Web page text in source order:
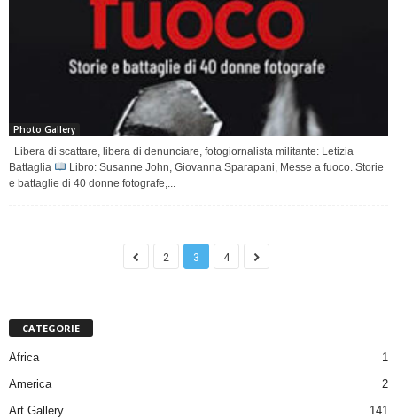
Photo Gallery
Libera di scattare, libera di denunciare, fotogiornalista militante: Letizia
Battaglia
Libro: Susanne John, Giovanna Sparapani, Messe a fuoco. Storie
e battaglie di 40 donne fotografe,...
2 3 4
CATEGORIE
Africa
1
America
2
Art Gallery
141